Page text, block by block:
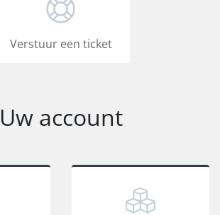
Verstuur een ticket
Uw account